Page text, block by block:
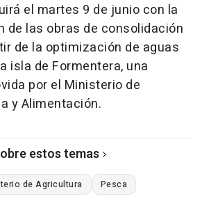
el martes 9 de junio con la
de las obras de consolidación
de la optimización de aguas
isla de Formentera, una
por el Ministerio de
y Alimentación.
estos temas
de Agricultura
Pesca